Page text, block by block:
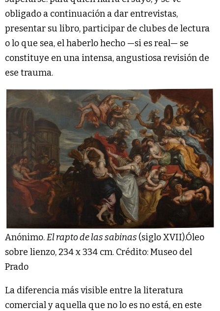
obligado a continuación a dar entrevistas,
presentar su libro, participar de clubes de lectura
o lo que sea, el haberlo hecho —si es real— se
constituye en una intensa, angustiosa revisión de
ese trauma.
Anónimo.El rapto de las sabinas (siglo XVII).Óleo
sobre lienzo, 234 x 334 cm. Crédito: Museo del
Prado
La diferencia más visible entre la literatura
comercial y aquella que no lo es no está, en este